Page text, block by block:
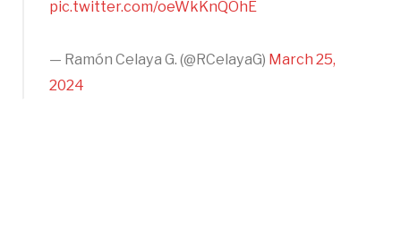
pic.twitter.com/oeWkKnQOhE
— Ramón Celaya G. (@RCelayaG) March 25,
2024